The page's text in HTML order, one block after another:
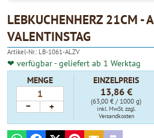
4.90
LEBKUCHENHERZ 21CM -
VALENTINSTAG
Artikel-Nr.: LB-1061-ALZV
❤ verfügbar - geliefert ab 1 Werktag
MENGE
− +
EINZELPREIS
13,86 €
(63,00 € / 1000 g)
inkl. MwSt.zzgl.
Versandkosten